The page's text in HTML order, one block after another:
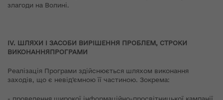
злагоди на Волині.
ІV. ШЛЯХИ І ЗАСОБИ ВИРІШЕННЯ ПРОБЛЕМ, СТРОКИ
ВИКОНАННЯПРОГРАМИ
Реалізація Програми здійснюється шляхом виконання
заходів, що є невід’ємною її частиною. Зокрема:
- проведення широкої інформаційно-просвітницької кампанії